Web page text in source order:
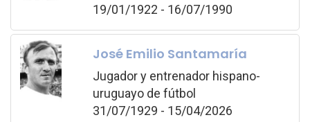
19/01/1922 - 16/07/1990
José Emilio Santamaría
Jugador y entrenador hispano-
uruguayo de fútbol
31/07/1929 - 15/04/2026